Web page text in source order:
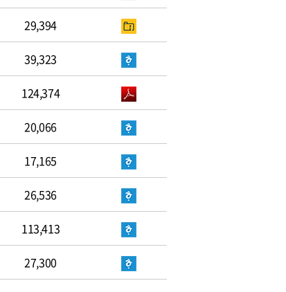
29,394
39,323
124,374
20,066
17,165
26,536
113,413
27,300